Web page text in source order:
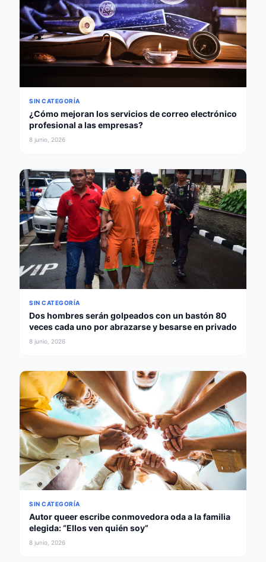
SIN CATEGORÍA
¿Cómo mejoran los servicios de correo electrónico
profesional a las empresas?
8 junio, 2026
SIN CATEGORÍA
Dos hombres serán golpeados con un bastón 80
veces cada uno por abrazarse y besarse en privado
8 junio, 2026
SIN CATEGORÍA
Autor queer escribe conmovedora oda a la familia
elegida: “Ellos ven quién soy”
8 junio, 2026